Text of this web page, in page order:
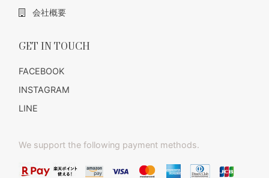
会社概要
GET IN TOUCH
FACEBOOK
INSTAGRAM
LINE
We support the following payment methods.